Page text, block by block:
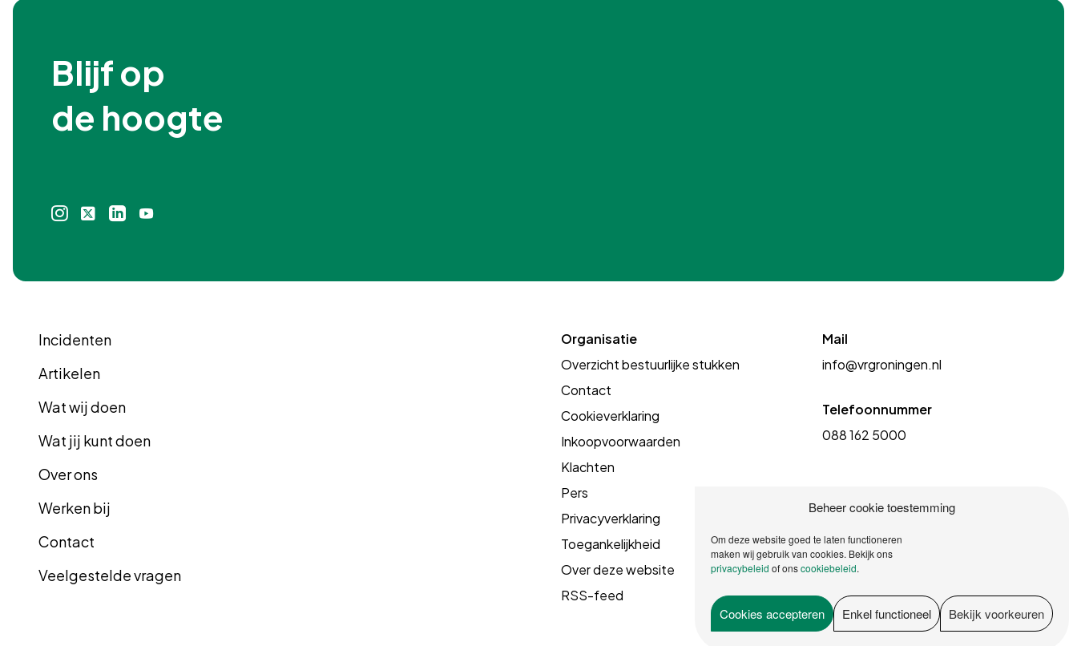
Beheer cookie toestemming
Om deze website goed te laten functioneren
maken wij gebruik van cookies. Bekijk ons
privacybeleid of onscookiebeleid.
Cookies accepteren Enkel functioneel Bekijk voorkeuren
Blijf op
de hoogte
InstagramLinkedin
Incidenten
Artikelen
Wat wij doen
Wat jij kunt doen
Over ons
Werken bij
Contact
Veelgestelde vragen
Organisatie
Overzicht bestuurlijke stukken
Contact
Cookieverklaring
Inkoopvoorwaarden
Klachten
Pers
Privacyverklaring
Toegankelijkheid
Over deze website
RSS-feed
Mail
info@vrgroningen.nl
Telefoonnummer
088 162 5000